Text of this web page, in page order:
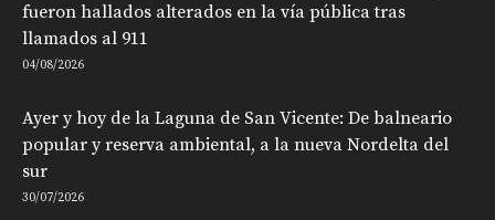
fueron hallados alterados en la vía pública tras
llamados al 911
04/08/2026
Ayer y hoy de la Laguna de San Vicente: De balneario
popular y reserva ambiental, a la nueva Nordelta del
sur
30/07/2026